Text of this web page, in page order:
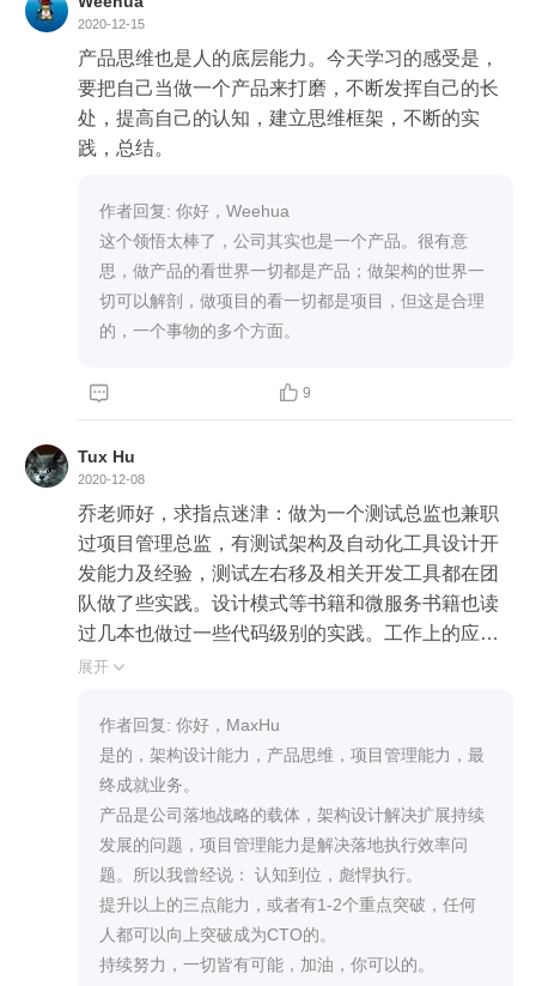
2020-12-15
产品思维也是人的底层能力。今天学习的感受是，
要把自己当做一个产品来打磨，不断发挥自己的长
处，提高自己的认知，建立思维框架，不断的实
践，总结。
作者回复: 你好，Weehua
这个领悟太棒了，公司其实也是一个产品。很有意
思，做产品的看世界一切都是产品；做架构的世界一
切可以解剖，做项目的看一切都是项目，但这是合理
的，一个事物的多个方面。
  9
Tux Hu
2020-12-08
乔老师好，求指点迷津：做为一个测试总监也兼职
过项目管理总监，有测试架构及自动化工具设计开
发能力及经验，测试左右移及相关开发工具都在团
队做了些实践。设计模式等书籍和微服务书籍也读
过几本也做过一些代码级别的实践。工作上的应用
主要是评审系统设计相关和通过读懂系统分析完成
大厂技术如何为我们借鉴使用。作为测试出身从用
户角度思考是必须的思维。有关产品的书也看过几
本。作为测试总监如何突围已经困扰我多年。也是
架构能力和产品思维吗？之前确实有测试领导成功
突围做到CTO和CEO的，都是单点突破（某一种技
术或产品能力之一很厉害）。请乔老师指点迷津。
展开 
作者回复: 你好，MaxHu
是的，架构设计能力，产品思维，项目管理能力，最
终成就业务。
产品是公司落地战略的载体，架构设计解决扩展持续
发展的问题，项目管理能力是解决落地执行效率问
题。所以我曾经说： 认知到位，彪悍执行。
提升以上的三点能力，或者有1-2个重点突破，任何
人都可以向上突破成为CTO的。
持续努力，一切皆有可能，加油，你可以的。